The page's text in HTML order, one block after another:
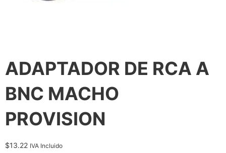
ADAPTADOR DE RCA A
BNC MACHO
PROVISION
$13.22 IVA Incluido